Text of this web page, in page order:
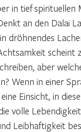
in tief spirituellen
an den Dalai
dröhnendes
scheint
aber
Wenn in einer
Einsicht, in
volle
Leibhaftigkeit